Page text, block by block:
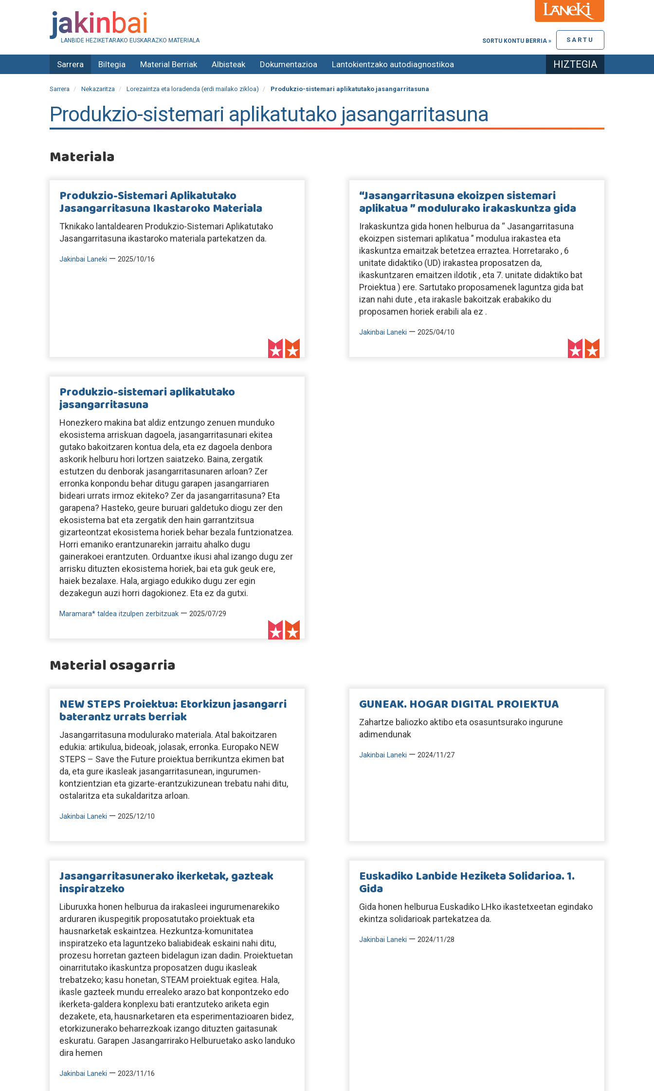
LANBIDE HEZIKETARAKO EUSKARAZKO MATERIALA SARTU
SORTU KONTU BERRIA »
Sarrera Biltegia Material Berriak Albisteak Dokumentazioa Lantokientzako autodiagnostikoa HIZTEGIA
Sarrera Nekazaritza Lorezaintza eta loradenda (erdi mailako zikloa) Produkzio-sistemari aplikatutako jasangarritasuna
Produkzio-sistemari aplikatutako jasangarritasuna
Materiala
Produkzio-Sistemari Aplikatutako
Jasangarritasuna Ikastaroko Materiala
Tknikako lantaldearen Produkzio-Sistemari Aplikatutako
Jasangarritasuna ikastaroko materiala partekatzen da.
Jakinbai Laneki — 2025/10/16
“Jasangarritasuna ekoizpen sistemari
aplikatua ” modulurako irakaskuntza gida
Irakaskuntza gida honen helburua da “ Jasangarritasuna
ekoizpen sistemari aplikatua ” modulua irakastea eta
ikaskuntza emaitzak betetzea erraztea. Horretarako , 6
unitate didaktiko (UD) irakastea proposatzen da,
ikaskuntzaren emaitzen ildotik , eta 7. unitate didaktiko bat
Proiektua ) ere. Sartutako proposamenek laguntza gida bat
izan nahi dute , eta irakasle bakoitzak erabakiko du
proposamen horiek erabili ala ez .
Jakinbai Laneki — 2025/04/10
Produkzio-sistemari aplikatutako
jasangarritasuna
Honezkero makina bat aldiz entzungo zenuen munduko
ekosistema arriskuan dagoela, jasangarritasunari ekitea
gutako bakoitzaren kontua dela, eta ez dagoela denbora
askorik helburu hori lortzen saiatzeko. Baina, zergatik
estutzen du denborak jasangarritasunaren arloan? Zer
erronka konpondu behar ditugu garapen jasangarriaren
bideari urrats irmoz ekiteko? Zer da jasangarritasuna? Eta
garapena? Hasteko, geure buruari galdetuko diogu zer den
ekosistema bat eta zergatik den hain garrantzitsua
gizarteontzat ekosistema horiek behar bezala funtzionatzea.
Horri emaniko erantzunarekin jarraitu ahalko dugu
gainerakoei erantzuten. Orduantxe ikusi ahal izango dugu zer
arrisku dituzten ekosistema horiek, bai eta guk geuk ere,
haiek bezalaxe. Hala, argiago edukiko dugu zer egin
dezakegun auzi horri dagokionez. Eta ez da gutxi.
Maramara* taldea itzulpen zerbitzuak — 2025/07/29
Material osagarria
NEW STEPS Proiektua: Etorkizun jasangarri
baterantz urrats berriak
Jasangarritasuna modulurako materiala. Atal bakoitzaren
edukia: artikulua, bideoak, jolasak, erronka. Europako NEW
STEPS – Save the Future proiektua berrikuntza ekimen bat
da, eta gure ikasleak jasangarritasunean, ingurumen-
kontzientzian eta gizarte-erantzukizunean trebatu nahi ditu,
ostalaritza eta sukaldaritza arloan.
Jakinbai Laneki — 2025/12/10
GUNEAK. HOGAR DIGITAL PROIEKTUA
Zahartze baliozko aktibo eta osasuntsurako ingurune
adimendunak
Jakinbai Laneki — 2024/11/27
Jasangarritasunerako ikerketak, gazteak
inspiratzeko
Liburuxka honen helburua da irakasleei ingurumenarekiko
arduraren ikuspegitik proposatutako proiektuak eta
hausnarketak eskaintzea. Hezkuntza-komunitatea
inspiratzeko eta laguntzeko baliabideak eskaini nahi ditu,
prozesu horretan gazteen bidelagun izan dadin. Proiektuetan
oinarritutako ikaskuntza proposatzen dugu ikasleak
trebatzeko; kasu honetan, STEAM proiektuak egitea. Hala,
ikasle gazteek mundu errealeko arazo bat konpontzeko edo
ikerketa-galdera konplexu bati erantzuteko ariketa egin
dezakete, eta, hausnarketaren eta esperimentazioaren bidez,
etorkizunerako beharrezkoak izango dituzten gaitasunak
eskuratu. Garapen Jasangarrirako Helburuetako asko landuko
dira hemen
Jakinbai Laneki — 2023/11/16
Euskadiko Lanbide Heziketa Solidarioa. 1.
Gida
Gida honen helburua Euskadiko LHko ikastetxeetan egindako
ekintza solidarioak partekatzea da.
Jakinbai Laneki — 2024/11/28